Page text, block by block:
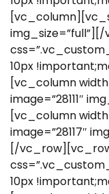
10px
[vc_column
image=”28111″
[vc_column
image=”28117″
[/
10px